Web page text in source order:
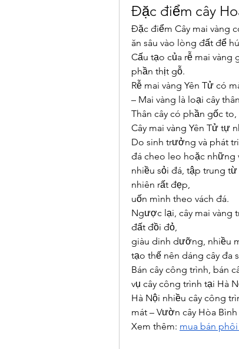
Đặc điểm cây
Đặc điểm Cây mai vàng
ăn sâu vào lòng đất để
Cấu tạo của rễ mai
phần thịt gỗ.
Rễ mai vàng Yên Tử có
– Mai vàng là loại cây
Thân cây có phần gốc
Cây mai vàng Yên Tử tự
Do sinh trưởng và phát
đá cheo leo hoặc những
nhiều sỏi đá, tập trung
nhiên rất đẹp,
uốn mình theo vách đá.
Ngược lại, cây mai vàng
đất đồi đỏ,
giàu dinh dưỡng, nhiều
tạo thế nên dáng cây đa
Bán cây công trình, bán
vụ cây công trình tại Hà
Hà Nội nhiều cây công
mát – Vườn cây Hòa Bình
Xem thêm: mua bán